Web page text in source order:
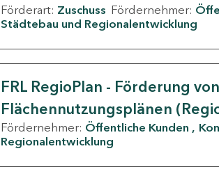
Förderart: Zuschuss Fördernehmer:
Städtebau und Regionalentwicklung
FRL RegioPlan - Förderung
Flächennutzungsplänen
Fördernehmer: Öffentliche Kunden
Regionalentwicklung